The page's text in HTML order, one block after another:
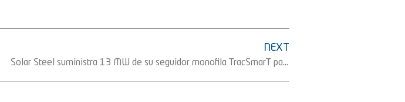
NEXT
Solar Steel suministra 13 MW de su seguidor monofila TracSmarT para el proyecto de La Independencia en El Salvador